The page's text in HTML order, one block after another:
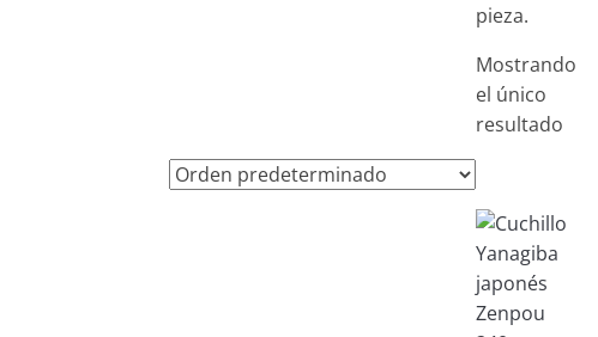
pieza.
Mostrando
el único
resultado